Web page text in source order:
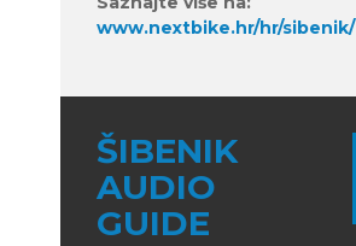
www.nextbike.hr/hr/sibenik/
ŠIBENIK
AUDIO
GUIDE